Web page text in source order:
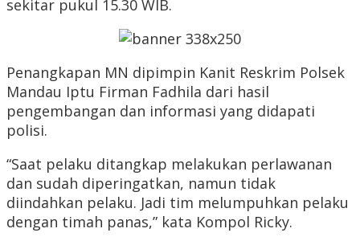
sekitar pukul 15.30 WIB.
Penangkapan MN dipimpin Kanit Reskrim Polsek
Mandau Iptu Firman Fadhila dari hasil
pengembangan dan informasi yang didapati
polisi.
“Saat pelaku ditangkap melakukan perlawanan
dan sudah diperingatkan, namun tidak
diindahkan pelaku. Jadi tim melumpuhkan pelaku
dengan timah panas,” kata Kompol Ricky.